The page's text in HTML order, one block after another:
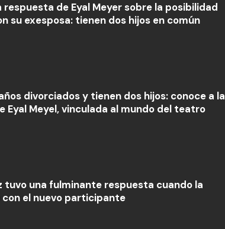
respuesta de Eyal Meyer sobre la posibilidad
su exesposa: tienen dos hijos en común
divorciados y tienen dos hijos: conoce a la
Eyal Meyel, vinculada al mundo del teatro
tuvo una fulminante respuesta cuando la
el nuevo participante